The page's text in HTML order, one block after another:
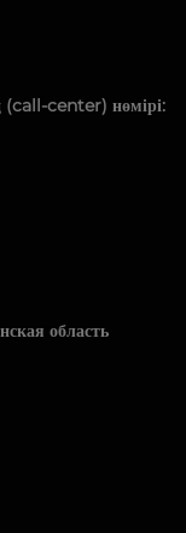
(call-center) нөмірі:
область